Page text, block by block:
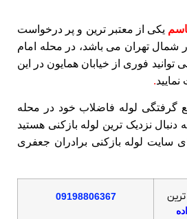
یکی از معتبر ترین و پر درخواست
تهران می باشد، در محله امام
فوری از خیابان همایون در این
.
لوله فاضلاب خود در محله
نزدیک ترین لوله بازکنی هستید
سایت لوله بازکنی برادران جعفری
09198806367